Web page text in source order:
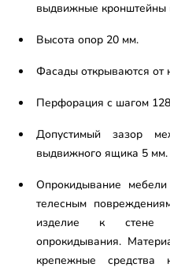
выдвижные кронштейны
Высота опор 20 мм.
Фасады открываются от
Перфорация с шагом
Допустимый зазор
выдвижного ящика 5 мм.
Опрокидывание
телесным
изделие к стене
опрокидывания.
крепежные средства